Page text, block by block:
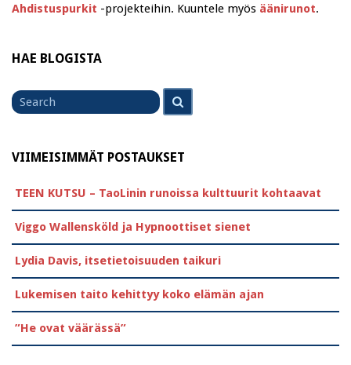
Ahdistuspurkit -projekteihin. Kuuntele myös äänirunot.
HAE BLOGISTA
Search
for
VIIMEISIMMÄT POSTAUKSET
TEEN KUTSU – TaoLinin runoissa kulttuurit kohtaavat
Viggo Wallensköld ja Hypnoottiset sienet
Lydia Davis, itsetietoisuuden taikuri
Lukemisen taito kehittyy koko elämän ajan
”He ovat väärässä”